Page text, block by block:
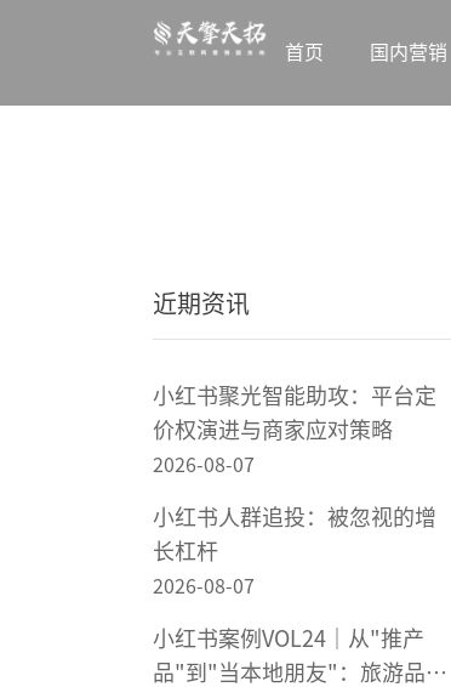
首页 国内营销
近期资讯
小红书聚光智能助攻：平台定
价权演进与商家应对策略
2026-08-07
小红书人群追投：被忽视的增
长杠杆
2026-08-07
小红书案例VOL24｜从"推产
品"到"当本地朋友"：旅游品牌